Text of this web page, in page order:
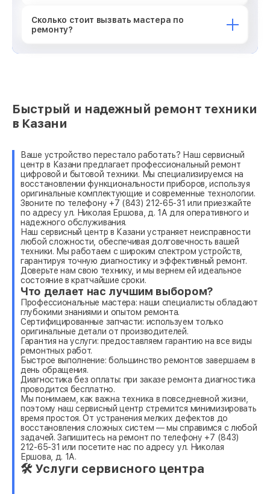
Сколько стоит вызвать мастера по
ремонту?
Быстрый и надежный ремонт техники
в Казани
Ваше устройство перестало работать? Наш сервисный
центр в Казани предлагает профессиональный ремонт
цифровой и бытовой техники. Мы специализируемся на
восстановлении функциональности приборов, используя
оригинальные комплектующие и современные технологии.
Звоните по телефону +7 (843) 212-65-31 или приезжайте
по адресу ул. Николая Ершова, д. 1А для оперативного и
надежного обслуживания.
Наш сервисный центр в Казани устраняет неисправности
любой сложности, обеспечивая долговечность вашей
техники. Мы работаем с широким спектром устройств,
гарантируя точную диагностику и эффективный ремонт.
Доверьте нам свою технику, и мы вернем ей идеальное
состояние в кратчайшие сроки.
Что делает нас лучшим выбором?
Профессиональные мастера: наши специалисты обладают
глубокими знаниями и опытом ремонта.
Сертифицированные запчасти: используем только
оригинальные детали от производителей.
Гарантия на услуги: предоставляем гарантию на все виды
ремонтных работ.
Быстрое выполнение: большинство ремонтов завершаем в
день обращения.
Диагностика без оплаты: при заказе ремонта диагностика
проводится бесплатно.
Мы понимаем, как важна техника в повседневной жизни,
поэтому наш сервисный центр стремится минимизировать
время простоя. От устранения мелких дефектов до
восстановления сложных систем — мы справимся с любой
задачей. Запишитесь на ремонт по телефону +7 (843)
212-65-31 или посетите нас по адресу ул. Николая
Ершова, д. 1А.
🛠 Услуги сервисного центра